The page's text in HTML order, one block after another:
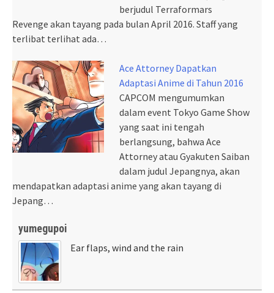
berjudul Terraformars
Revenge akan tayang pada bulan April 2016. Staff yang
terlibat terlihat ada…
Ace Attorney Dapatkan
Adaptasi Anime di Tahun 2016
CAPCOM mengumumkan
dalam event Tokyo Game Show
yang saat ini tengah
berlangsung, bahwa Ace
Attorney atau Gyakuten Saiban
dalam judul Jepangnya, akan
mendapatkan adaptasi anime yang akan tayang di
Jepang…
yumegupoi
Ear flaps, wind and the rain